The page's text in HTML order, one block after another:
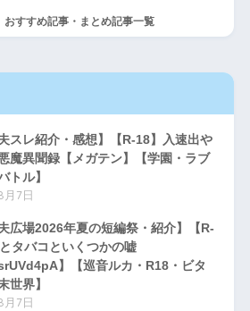
おすすめ記事・まとめ記事一覧
夫スレ紹介・感想】【R-18】入速出や
魔異聞録【メガテン】【学園・ラブ
トル】
月7日
夫広場2026年夏の短編祭・紹介】【R-
タバコといくつかの嘘
】【巡音ルカ・R18・ビタ
世界】
月7日